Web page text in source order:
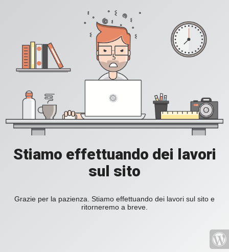
Stiamo effettuando dei lavori
sul sito
Grazie per la pazienza. Stiamo effettuando dei lavori sul sito e
ritorneremo a breve.